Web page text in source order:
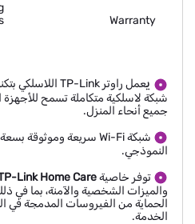
Warranty
ي
شبكة لاسلكية متكاملة تسمح للأجهزة
جميع أنحاء المنزل.
النموذجي.
توفر خاصيةLink Home Care
والميزات الشخصية والآمنة، بما في
الحماية من الفيروسات المدمجة في
الخدمة.